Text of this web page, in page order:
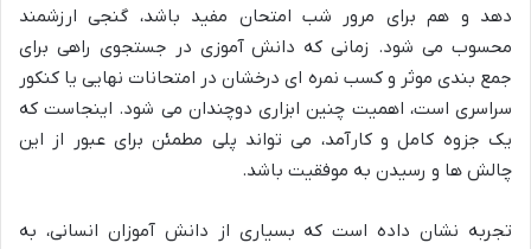
دهد و هم برای مرور شب امتحان مفید باشد، گنجی ارزشمند
محسوب می شود. زمانی که دانش آموزی در جستجوی راهی برای
جمع بندی موثر و کسب نمره ای درخشان در امتحانات نهایی یا کنکور
سراسری است، اهمیت چنین ابزاری دوچندان می شود. اینجاست که
یک جزوه کامل و کارآمد، می تواند پلی مطمئن برای عبور از این
چالش ها و رسیدن به موفقیت باشد.
تجربه نشان داده است که بسیاری از دانش آموزان انسانی، به